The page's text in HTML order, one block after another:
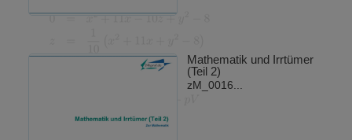
Mathematik und Irrtümer
(Teil 2)
zM_0016...